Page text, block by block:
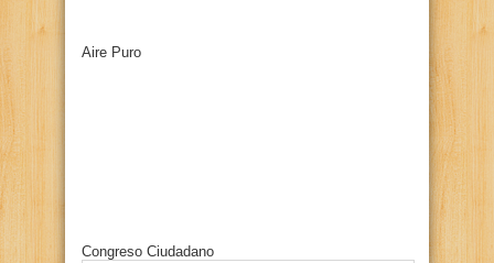
Aire Puro
Congreso Ciudadano